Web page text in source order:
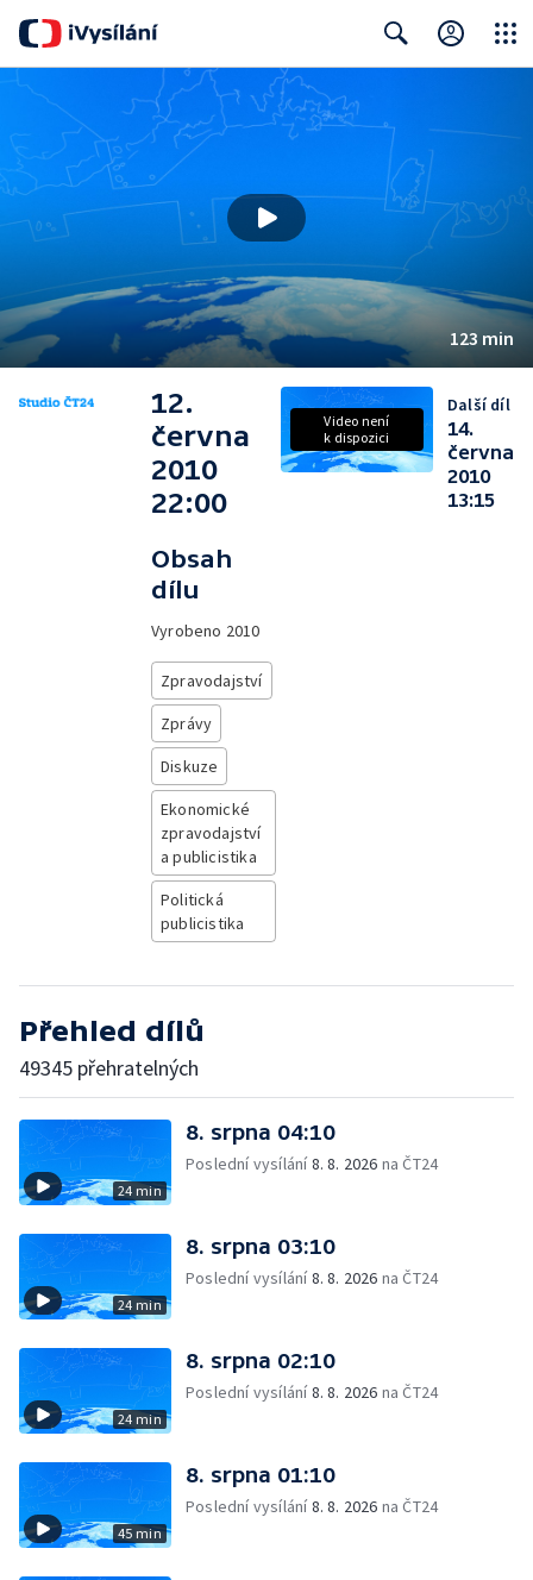
123 min
12.
června
2010
22:00
Obsah
dílu
Vyrobeno 2010
Zpravodajství
Zprávy
Diskuze
Ekonomické
zpravodajství
a publicistika
Politická
publicistika
Video není
k dispozici
Další díl
14.
června
2010
13:15
Přehled dílů
49345 přehratelných
24 min
8. srpna 04:10
Poslední vysílání8. 8. 2026 na ČT24
24 min
8. srpna 03:10
Poslední vysílání8. 8. 2026 na ČT24
24 min
8. srpna 02:10
Poslední vysílání8. 8. 2026 na ČT24
45 min
8. srpna 01:10
Poslední vysílání8. 8. 2026 na ČT24